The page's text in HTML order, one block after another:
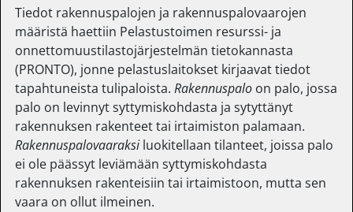
Tiedot rakennuspalojen ja rakennuspalovaarojen
määristä haettiin Pelastustoimen resurssi- ja
onnettomuustilastojärjestelmän tietokannasta
(PRONTO), jonne pelastuslaitokset kirjaavat tiedot
tapahtuneista tulipaloista.Rakennuspalo on palo, jossa
palo on levinnyt syttymiskohdasta ja sytyttänyt
rakennuksen rakenteet tai irtaimiston palamaan.
Rakennuspalovaaraksi luokitellaan tilanteet, joissa palo
ei ole päässyt leviämään syttymiskohdasta
rakennuksen rakenteisiin tai irtaimistoon, mutta sen
vaara on ollut ilmeinen.